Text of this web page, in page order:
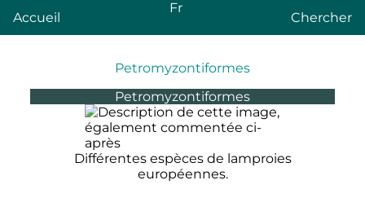
Accueil
Fr
Chercher
Petromyzontiformes
Petromyzontiformes
Différentes espèces de lamproies
européennes.